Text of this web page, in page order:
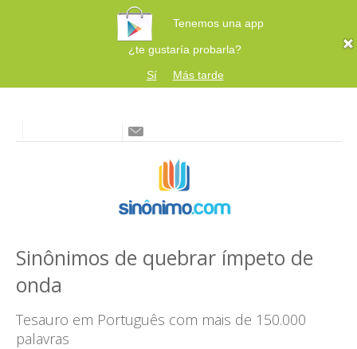
Tenemos una app
¿te gustaría probarla?
Sí
Más tarde
Sinônimos de quebrar ímpeto de
onda
Tesauro em Português com mais de 150.000
palavras